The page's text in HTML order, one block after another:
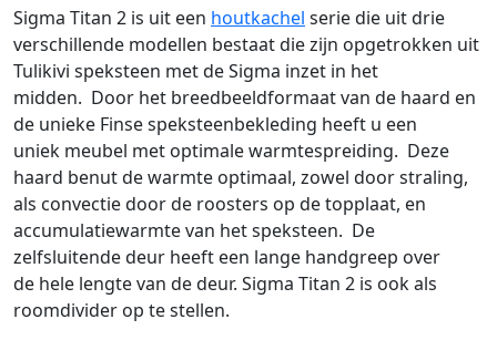
Sigma Titan 2 is uit een houtkachel serie die uit drie
verschillende modellen bestaat die zijn opgetrokken uit
Tulikivi speksteen met de Sigma inzet in het
midden. Door het breedbeeldformaat van de haard en
de unieke Finse speksteenbekleding heeft u een
uniek meubel met optimale warmtespreiding. Deze
haard benut de warmte optimaal, zowel door straling,
als convectie door de roosters op de topplaat, en
accumulatiewarmte van het speksteen. De
zelfsluitende deur heeft een lange handgreep over
de hele lengte van de deur. Sigma Titan 2 is ook als
roomdivider op te stellen.